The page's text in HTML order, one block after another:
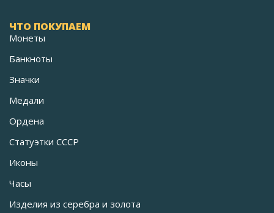
ЧТО ПОКУПАЕМ
Монеты
Банкноты
Значки
Медали
Ордена
Статуэтки СССР
Иконы
Часы
Изделия из серебра и золота